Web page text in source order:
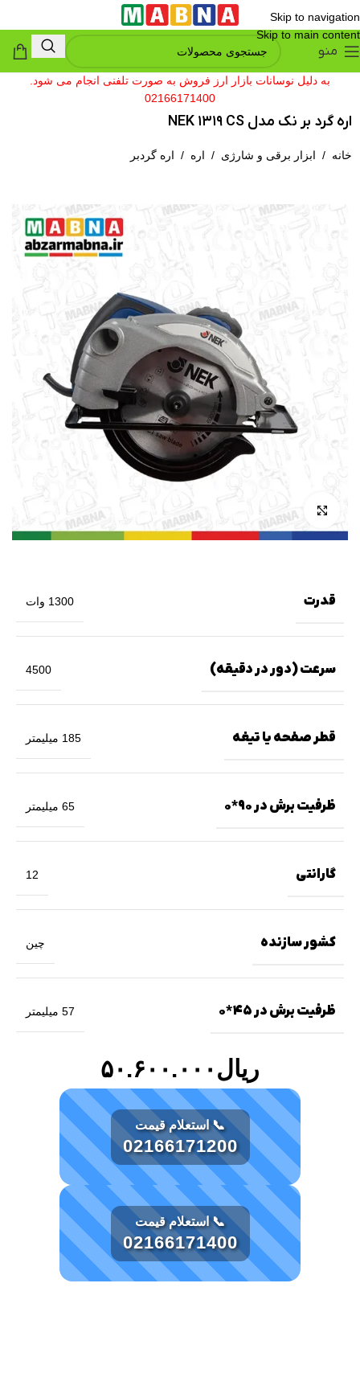
Skip to navigation
Skip to main content
منو
به دلیل نوسانات بازار ارز فروش به صورت تلفنی انجام می شود.
02166171400
اره گرد بر نک مدل NEK 1319 CS
خانه / ابزار برقی و شارژی / اره / اره گردبر
بزرگنمایی تصویر
قدرت 1300 وات
سرعت (دور در دقیقه) 4500
قطر صفحه یا تیغه 185 میلیمتر
ظرفیت برش در 90*0 65 میلیمتر
گارانتی 12
کشور سازنده چین
ظرفیت برش در 45*0 57 میلیمتر
ریال ۵۰.۶۰۰.۰۰۰
📞 استعلام قیمت
02166171200
📞 استعلام قیمت
02166171400